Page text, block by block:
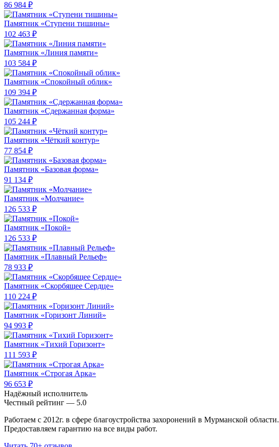
86 984 ₽
Памятник «Ступени тишины»
102 463 ₽
Памятник «Линия памяти»
103 584 ₽
Памятник «Спокойный облик»
109 394 ₽
Памятник «Сдержанная форма»
105 244 ₽
Памятник «Чёткий контур»
77 854 ₽
Памятник «Базовая форма»
91 134 ₽
Памятник «Молчание»
126 533 ₽
Памятник «Покой»
126 533 ₽
Памятник «Плавный Рельеф»
78 933 ₽
Памятник «Скорбящее Сердце»
110 224 ₽
Памятник «Горизонт Линий»
94 993 ₽
Памятник «Тихий Горизонт»
111 593 ₽
Памятник «Строгая Арка»
96 653 ₽
Надёжный исполнитель
Чеcтный рейтинг — 5.0
Работаем с 2012г. в сфере благоустройства захоронений в Мурманской области.
Предоставляем гарантию на все виды работ.